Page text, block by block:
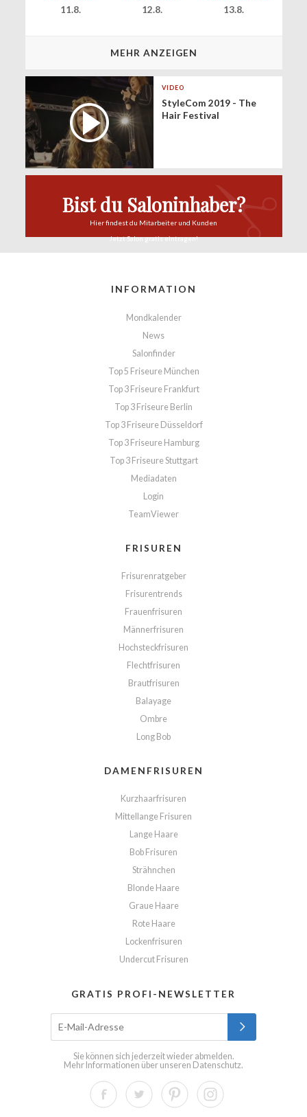
11.8. 12.8. 13.8.
MEHR ANZEIGEN
VIDEO
StyleCom 2019 - The
Hair Festival
Bist du Saloninhaber?
Hier findest du Mitarbeiter und Kunden
Jetzt Salongratis eintragen!
INFORMATION
Mondkalender
News
Salonfinder
Top 5 Friseure München
Top 3 Friseure Frankfurt
Top 3 Friseure Berlin
Top 3 Friseure Düsseldorf
Top 3 Friseure Hamburg
Top 3 Friseure Stuttgart
Mediadaten
Login
TeamViewer
FRISUREN
Frisurenratgeber
Frisurentrends
Frauenfrisuren
Männerfrisuren
Hochsteckfrisuren
Flechtfrisuren
Brautfrisuren
Balayage
Ombre
Long Bob
DAMENFRISUREN
Kurzhaarfrisuren
Mittellange Frisuren
Lange Haare
Bob Frisuren
Strähnchen
Blonde Haare
Graue Haare
Rote Haare
Lockenfrisuren
Undercut Frisuren
GRATIS PROFI-NEWSLETTER
Sie können sich jederzeit wieder abmelden.
Mehr Informationen über unseren Datenschutz.